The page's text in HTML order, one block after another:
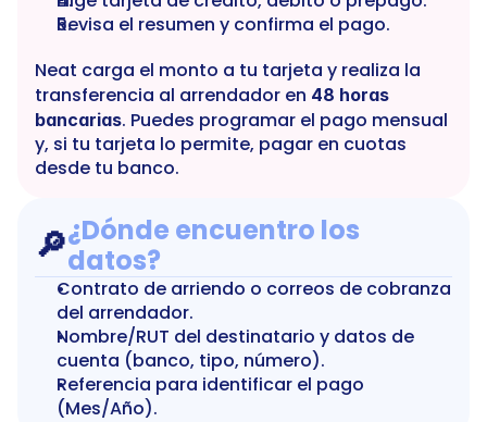
Revisa el resumen y confirma el pago.
Neat carga el monto a tu tarjeta y realiza la
transferencia al arrendador en 48 horas
bancarias. Puedes programar el pago mensual
y, si tu tarjeta lo permite, pagar en cuotas
desde tu banco.
🔎¿Dónde encuentro los
datos?
Contrato de arriendo o correos de cobranza
del arrendador.
Nombre/RUT del destinatario y datos de
cuenta (banco, tipo, número).
Referencia para identificar el pago
(Mes/Año).